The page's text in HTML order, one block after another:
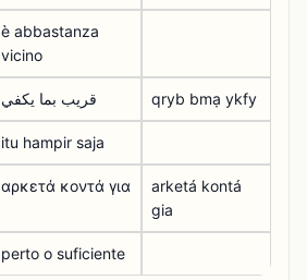
è abbastanza
vicino
قريب بما يكفي qryb bmạ ykfy
itu hampir saja
αρκετά κοντά για
arketá kontá
gia
perto o suficiente